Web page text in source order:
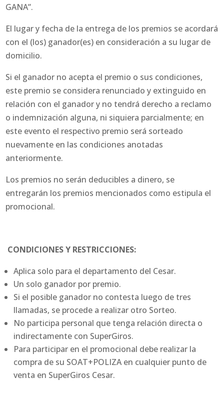
GANA”.
El lugar y fecha de la entrega de los premios se acordará
con el (los) ganador(es) en consideración a su lugar de
domicilio.
Si el ganador no acepta el premio o sus condiciones,
este premio se considera renunciado y extinguido en
relación con el ganador y no tendrá derecho a reclamo
o indemnización alguna, ni siquiera parcialmente; en
este evento el respectivo premio será sorteado
nuevamente en las condiciones anotadas
anteriormente.
Los premios no serán deducibles a dinero, se
entregarán los premios mencionados como estipula el
promocional.
CONDICIONES Y RESTRICCIONES:
Aplica solo para el departamento del Cesar.
Un solo ganador por premio.
Si el posible ganador no contesta luego de tres
llamadas, se procede a realizar otro Sorteo.
No participa personal que tenga relación directa o
indirectamente con SuperGiros.
Para participar en el promocional debe realizar la
compra de su SOAT+POLIZA en cualquier punto de
venta en SuperGiros Cesar.